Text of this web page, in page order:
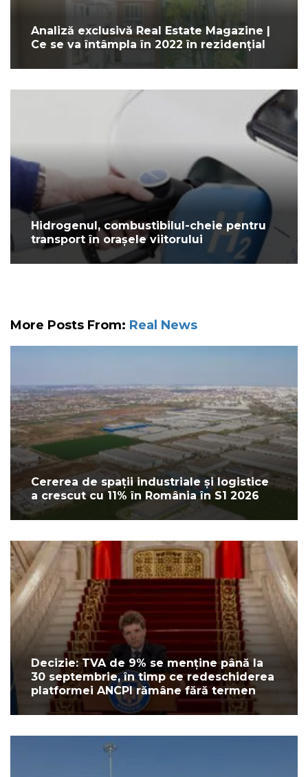
Analiză exclusivă Real Estate Magazine |
Ce se va întâmpla în 2022 în rezidențial
Hidrogenul, combustibilul-cheie pentru
transport în orașele viitorului
More Posts From: Real News
Cererea de spații industriale și logistice
a crescut cu 11% în România în S1 2026
Decizie: TVA de 9% se menține până la
30 septembrie, în timp ce redeschiderea
platformei ANCPI rămâne fără termen